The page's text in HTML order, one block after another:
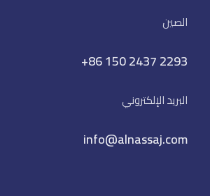
الصين
+86 150 2437 2293
البريد الإلكتروني
info@alnassaj.com